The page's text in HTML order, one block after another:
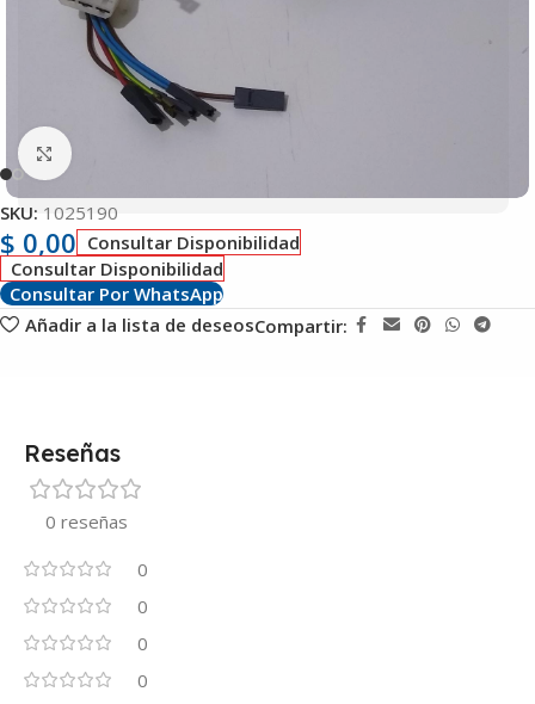
Clic para ampliar
SKU: 1025190
$ 0,00 Consultar Disponibilidad
Consultar Disponibilidad
Consultar Por WhatsApp
Añadir a la lista de deseosCompartir:
Reseñas
0 reseñas
0
0
0
0